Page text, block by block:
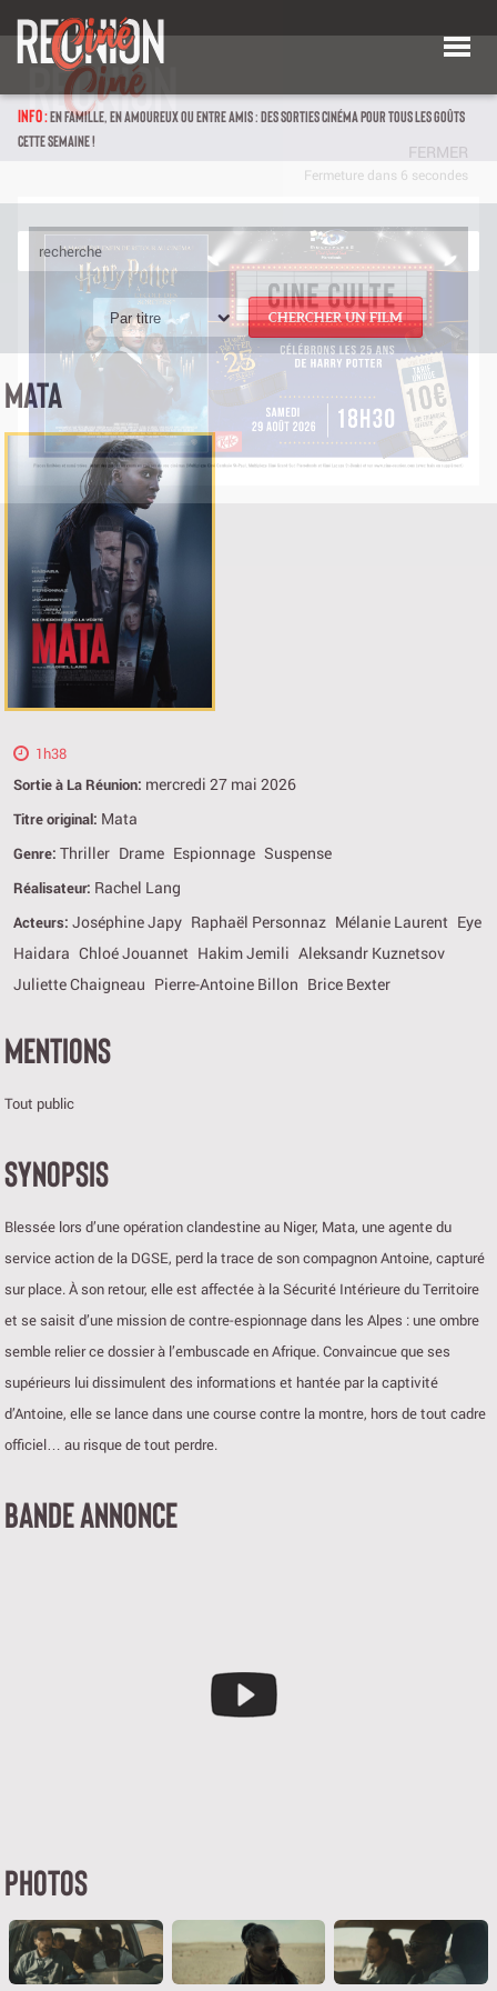
INFO :EN FAMILLE, EN AMOUREUX OU ENTRE AMIS : DES SORTIES CINÉMA POUR TOUS LES GOÛTS
CETTE SEMAINE !
Par titre CHERCHER UN FILM
MATA
1h38
Sortie à La Réunion: mercredi 27 mai 2026
Titre original: Mata
Genre: Thriller Drame Espionnage Suspense
Réalisateur: Rachel Lang
Acteurs: Joséphine Japy Raphaël Personnaz Mélanie Laurent Eye
Haidara Chloé Jouannet Hakim Jemili Aleksandr Kuznetsov
Juliette Chaigneau Pierre-Antoine Billon Brice Bexter
MENTIONS
Tout public
SYNOPSIS
Blessée lors d’une opération clandestine au Niger, Mata, une agente du
service action de la DGSE, perd la trace de son compagnon Antoine, capturé
sur place. À son retour, elle est affectée à la Sécurité Intérieure du Territoire
et se saisit d’une mission de contre-espionnage dans les Alpes : une ombre
semble relier ce dossier à l’embuscade en Afrique. Convaincue que ses
supérieurs lui dissimulent des informations et hantée par la captivité
d’Antoine, elle se lance dans une course contre la montre, hors de tout cadre
officiel… au risque de tout perdre.
BANDE ANNONCE
PHOTOS